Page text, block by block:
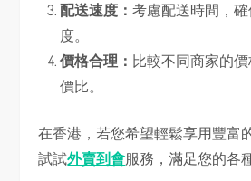
配送速度：考慮配送時間，
度。
價格合理： 比較不同商家的
價比。
在香港，若您希望輕鬆享用豐富
試試外賣到會服務，滿足您的各